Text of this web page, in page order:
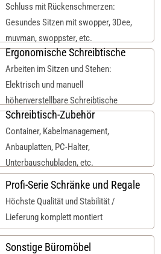
Schluss mit Rückenschmerzen:
Gesundes Sitzen mit swopper, 3Dee,
muvman, swoppster, etc.
Ergonomische Schreibtische
Arbeiten im Sitzen und Stehen:
Elektrisch und manuell
höhenverstellbare Schreibtische
Schreibtisch-Zubehör
Container, Kabelmanagement,
Anbauplatten, PC-Halter,
Unterbauschubladen, etc.
Profi-Serie Schränke und Regale
Höchste Qualität und Stabilität /
Lieferung komplett montiert
Sonstige Büromöbel